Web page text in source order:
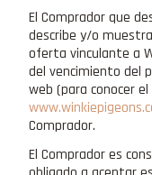
El Comprador que
describe y/o
oferta vinculante a
del vencimiento del
web (para conocer
Comprador.
El Comprador es